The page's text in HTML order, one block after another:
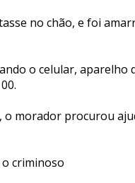
no chão, e foi
o celular, aparelho
o morador procurou
criminoso